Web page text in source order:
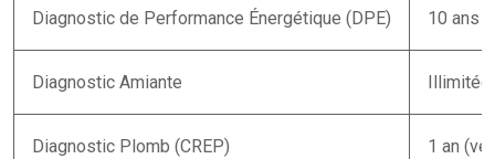
Diagnostic de Performance Énergétique (DPE) 10 ans
Diagnostic Amiante Illimitée
Diagnostic Plomb (CREP) 1 an